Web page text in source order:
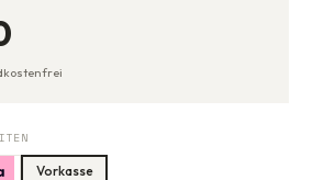
Vorkasse